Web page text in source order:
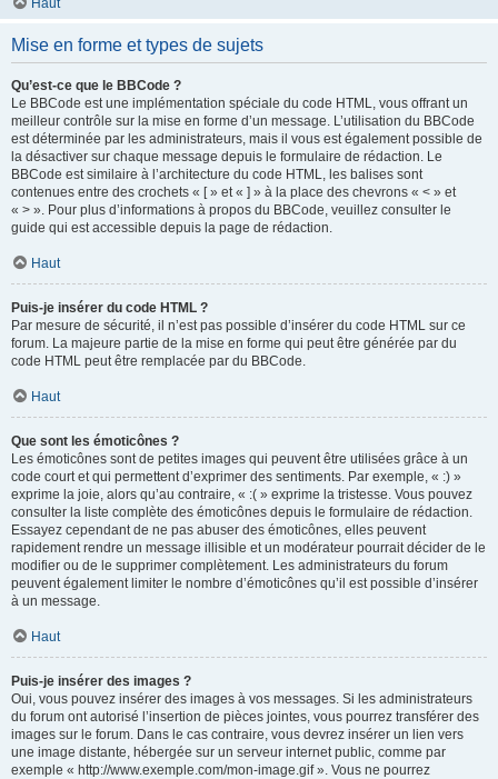
Haut
Mise en forme et types de sujets
Qu’est-ce que le BBCode ?
Le BBCode est une implémentation spéciale du code HTML, vous offrant un
meilleur contrôle sur la mise en forme d’un message. L’utilisation du BBCode
est déterminée par les administrateurs, mais il vous est également possible de
la désactiver sur chaque message depuis le formulaire de rédaction. Le
BBCode est similaire à l’architecture du code HTML, les balises sont
contenues entre des crochets « [ » et « ] » à la place des chevrons « < » et
« > ». Pour plus d’informations à propos du BBCode, veuillez consulter le
guide qui est accessible depuis la page de rédaction.
Haut
Puis-je insérer du code HTML ?
Par mesure de sécurité, il n’est pas possible d’insérer du code HTML sur ce
forum. La majeure partie de la mise en forme qui peut être générée par du
code HTML peut être remplacée par du BBCode.
Haut
Que sont les émoticônes ?
Les émoticônes sont de petites images qui peuvent être utilisées grâce à un
code court et qui permettent d’exprimer des sentiments. Par exemple, « :) »
exprime la joie, alors qu’au contraire, « :( » exprime la tristesse. Vous pouvez
consulter la liste complète des émoticônes depuis le formulaire de rédaction.
Essayez cependant de ne pas abuser des émoticônes, elles peuvent
rapidement rendre un message illisible et un modérateur pourrait décider de le
modifier ou de le supprimer complètement. Les administrateurs du forum
peuvent également limiter le nombre d’émoticônes qu’il est possible d’insérer
à un message.
Haut
Puis-je insérer des images ?
Oui, vous pouvez insérer des images à vos messages. Si les administrateurs
du forum ont autorisé l’insertion de pièces jointes, vous pourrez transférer des
images sur le forum. Dans le cas contraire, vous devrez insérer un lien vers
une image distante, hébergée sur un serveur internet public, comme par
exemple « http://www.exemple.com/mon-image.gif ». Vous ne pourrez